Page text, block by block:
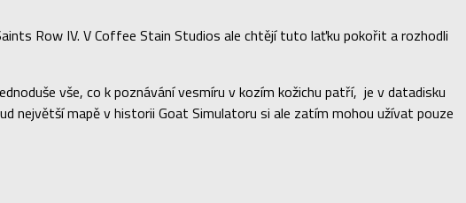
Row IV. V Coffee Stain Studios ale chtějí tuto laťku pokořit a rozhodli
vše, co k poznávání vesmíru v kozím kožichu patří, je v datadisku
největší mapě v historii Goat Simulatoru si ale zatím mohou užívat pouze